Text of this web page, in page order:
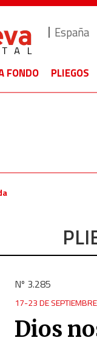
España
FONDO PLIEGOS
Nº 3.285
17-23 DE
Dios